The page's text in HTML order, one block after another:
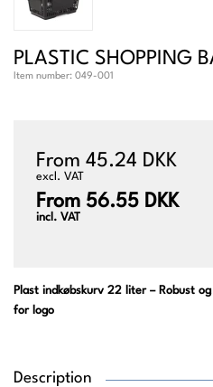
PLASTIC SHOPPING
Item number: 049-001
From 45.24 DKK
excl. VAT
From 56.55 DKK
incl. VAT
Plast indkøbskurv 22 liter – Robust
for logo
Description